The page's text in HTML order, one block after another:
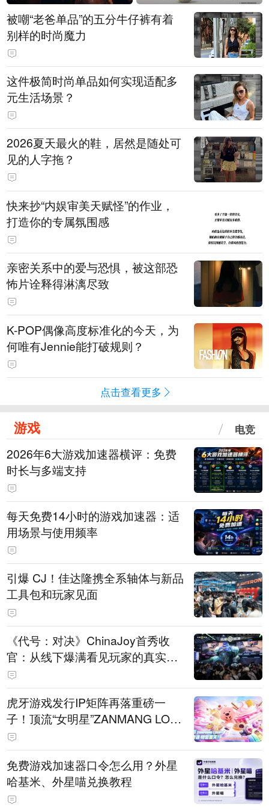
被嘲“老爸单品”的五分牛仔裤有着
别样的时尚魔力
这件极简时尚单品如何实现适配多
元生活场景？
2026夏天最火的鞋，居然是随处可
见的人字拖？
快来抄“内娱审美天赋怪”的作业，
打造你的专属氛围感
亲密关系中的爱与恐惧，被这部恐
怖片诠释得淋漓尽致
K-POP偶像高度标准化的今天，为
何唯有Jennie能打破规则？
点击查看更多
游戏 电竞
2026年6大游戏加速器横评：免费
时长与多端支持
每天免费14小时的游戏加速器：适
用场景与使用频率
引爆 CJ！佳达隆携全系轴体与新品
工具包和玩家见面
《代号：对决》ChinaJoy首秀收
官：从线下爆满看见玩家的真实期
待
虎牙游戏发行IP矩阵再落重磅一
子！顶流“女明星”ZANMANG LOO
PY 正版3D消除手游《消消奇遇》
惊喜曝光
免费游戏加速器口令怎么用？外星
哈基米、外星喵兑换教程